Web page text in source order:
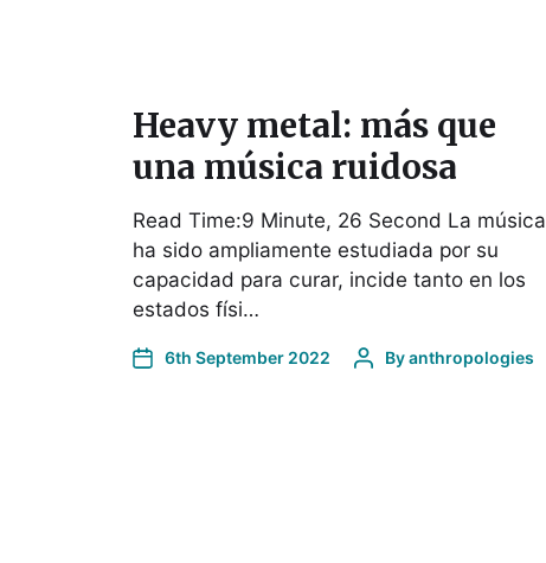
Heavy metal: más que
una música ruidosa
Read Time:9 Minute, 26 Second La música
ha sido ampliamente estudiada por su
capacidad para curar, incide tanto en los
estados físi…
6th September 2022 Byanthropologies